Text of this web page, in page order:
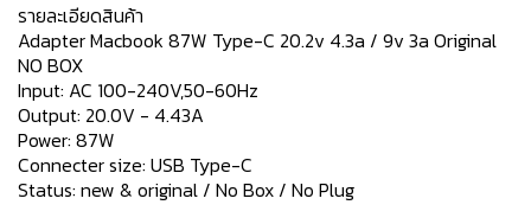
รายละเอียดสินค้า
Adapter Macbook 87W Type-C 20.2v 4.3a / 9v 3a Original
NO BOX
Input: AC 100-240V,50-60Hz
Output: 20.0V - 4.43A
Power: 87W
Connecter size: USB Type-C
Status: new & original / No Box / No Plug